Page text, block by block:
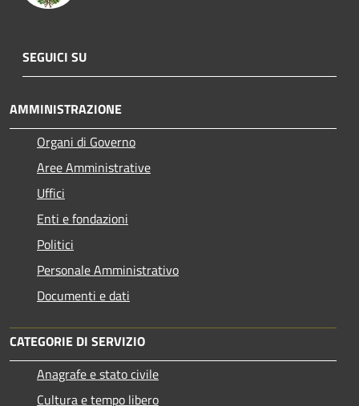
SEGUICI SU
AMMINISTRAZIONE
Organi di Governo
Aree Amministrative
Uffici
Enti e fondazioni
Politici
Personale Amministrativo
Documenti e dati
CATEGORIE DI SERVIZIO
Anagrafe e stato civile
Cultura e tempo libero